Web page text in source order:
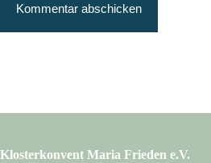
Kommentar abschicken
Klosterkonvent Maria Frieden e.V.